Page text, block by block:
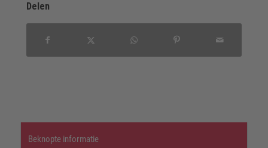
Delen
Beknopte informatie